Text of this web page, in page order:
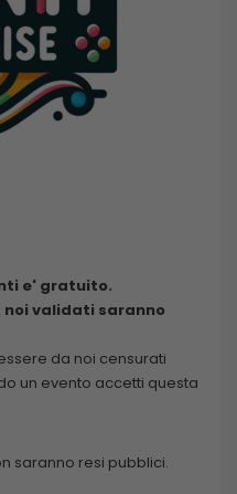
e' gratuito.
validati saranno
da noi censurati
un evento accetti questa
saranno resi pubblici.